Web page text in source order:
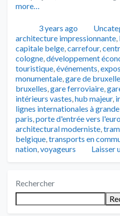
more…
Publié3 years ago
architecture impressionnante,
capitale belge,carrefour,
cologne,développement
touristique,événements,
monumentale,gare de
bruxelles,gare ferroviaire,
intérieurs vastes,hub majeur,
lignes internationales à
paris,porte d'entrée vers
architectural moderniste,
belgique,transports en
nation,voyageurs Laisser
Rechercher